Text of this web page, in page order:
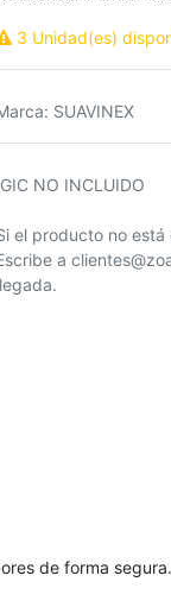
3 Unidad(es)
: SUAVINEX
NO INCLUIDO
el producto no
a
de forma segura.